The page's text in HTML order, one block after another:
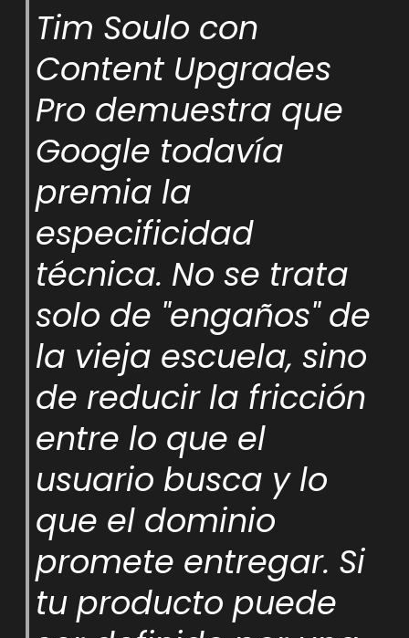
Tim Soulo con
Content Upgrades
Pro demuestra que
Google todavía
premia la
especificidad
técnica. No se trata
solo de "engaños" de
la vieja escuela, sino
de reducir la fricción
entre lo que el
usuario busca y lo
que el dominio
promete entregar. Si
tu producto puede